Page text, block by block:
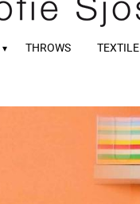
THROWS TEXTILE